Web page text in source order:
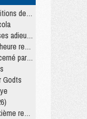
PSG/MU
au PSG
match ?
MU ?
Godts
de l’été